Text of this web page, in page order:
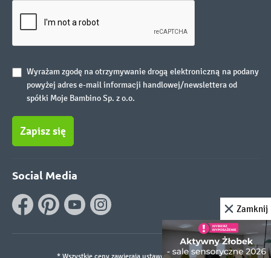
Wyrażam zgodę na otrzymywanie drogą elektroniczną na podany
powyżej adres e-mail informacji handlowej/newslettera od
spółki Moje Bambino Sp. z o.o.
Zapisz się
Social Media
* Wszystkie ceny zawierają ustawowy podatek VAT.
Zamknij